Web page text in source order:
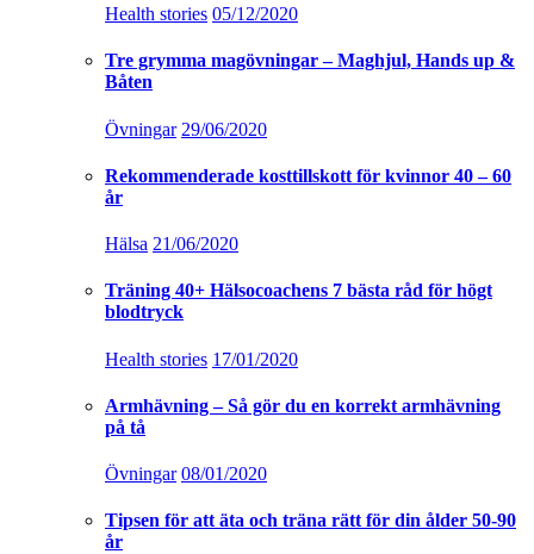
Health stories 05/12/2020
Tre grymma magövningar – Maghjul, Hands up &
Båten
Övningar 29/06/2020
Rekommenderade kosttillskott för kvinnor 40 – 60
år
Hälsa 21/06/2020
Träning 40+ Hälsocoachens 7 bästa råd för högt
blodtryck
Health stories 17/01/2020
Armhävning – Så gör du en korrekt armhävning
på tå
Övningar 08/01/2020
Tipsen för att äta och träna rätt för din ålder 50-90
år